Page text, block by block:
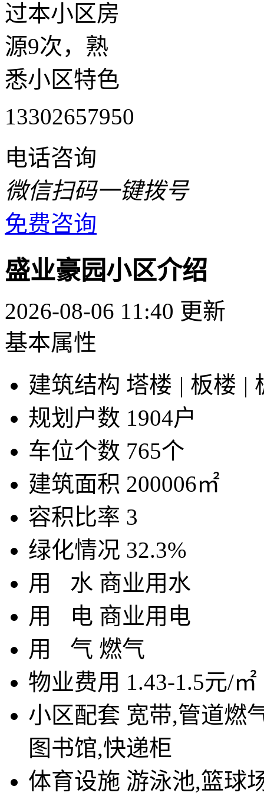
过本小区房
源9次，熟
悉小区特色
13302657950
电话咨询
微信扫码一键拨号
免费咨询
盛业豪园小区介绍
2026-08-06 11:40 更新
基本属性
建筑结构 塔楼 | 板楼 |
规划户数 1904户
车位个数 765个
建筑面积 200006㎡
容积比率 3
绿化情况 32.3%
用 水 商业用水
用
电 商业用电
用 气 燃气
物业费用 1.43-1.5元/㎡
小区配套 宽带,管道燃
图书馆,快递柜
体育设施 游泳池,篮球